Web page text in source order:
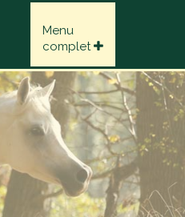
Menu
complet